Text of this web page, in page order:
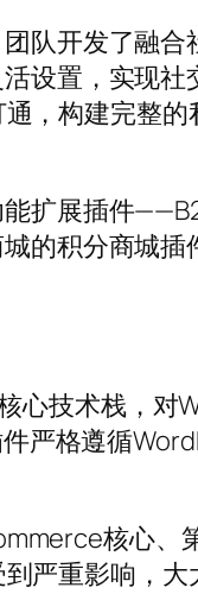
队开发了融合
设置，实现社
，构建完整的
扩展插件
的积分商城插
心技术栈，对
严格遵循
核心、
严重影响，大